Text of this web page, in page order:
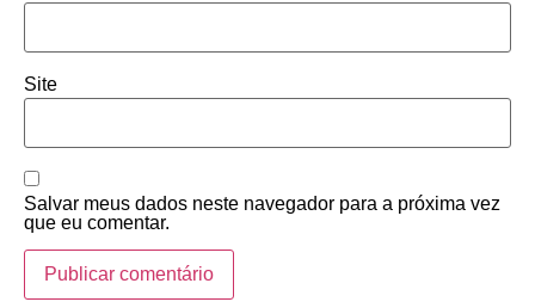
Site
Salvar meus dados neste navegador para a próxima vez
que eu comentar.